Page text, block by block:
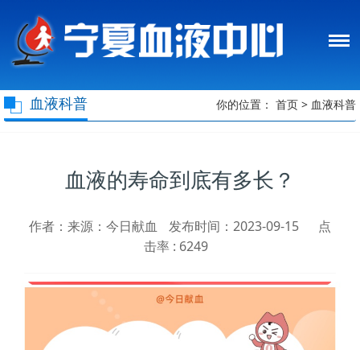
血液科普 你的位置： 首页 > 血液科普
血液的寿命到底有多长？
作者：来源：今日献血 发布时间：2023-09-15
点
击率 : 6249